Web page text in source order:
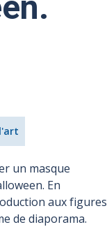
un masque
En
aux figures
de diaporama.